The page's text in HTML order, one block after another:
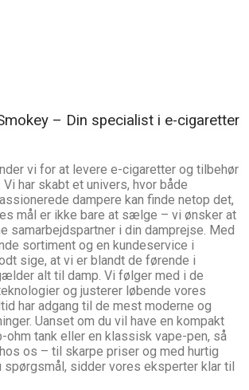
– Din specialist i e-cigaretter
vi for at levere e-cigaretter og tilbehør
har skabt et univers, hvor både
dampere kan finde netop det,
mål er ikke bare at sælge – vi ønsker at
samarbejdspartner i din damprejse. Med
sortiment og en kundeservice i
sige, at vi er blandt de førende i
alt til damp. Vi følger med i de
og justerer løbende vores
har adgang til de mest moderne og
Uanset om du vil have en kompakt
ohm tank eller en klassisk vape-pen, så
os – til skarpe priser og med hurtig
spørgsmål, sidder vores eksperter klar til